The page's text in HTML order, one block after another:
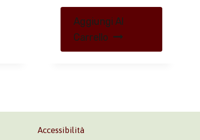
Aggiungi Al
Carrello
Accessibilità